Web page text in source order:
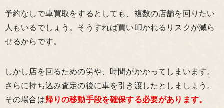
予約なしで車買取をするとしても、複数の店舗を回りたい
人もいるでしょう。そうすれば買い叩かれるリスクが減ら
せるからです。
しかし店を回るための労や、時間がかかってしまいます。
さらに持ち込み査定の後に車を引き渡したとしましょう。
その場合は帰りの移動手段を確保する必要があります。